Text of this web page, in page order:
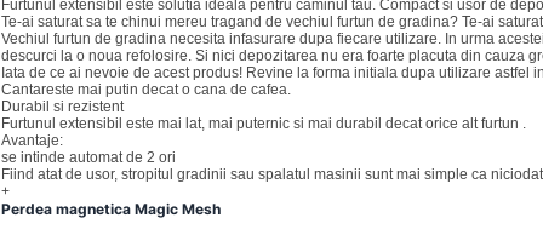
Furtunul extensibil este solutia ideala pentru caminul tau. Compact si usor de
Te-ai saturat sa te chinui mereu tragand de vechiul furtun de gradina? Te-ai
Vechiul furtun de gradina necesita infasurare dupa fiecare utilizare. In urma
descurci la o noua refolosire. Si nici depozitarea nu era foarte placuta din cauza
Iata de ce ai nevoie de acest produs! Revine la forma initiala dupa utilizare astfel
Cantareste mai putin decat o cana de cafea.
Durabil si rezistent
Furtunul extensibil este mai lat, mai puternic si mai durabil decat orice alt furtun .
Avantaje:
se intinde automat de 2 ori
Fiind atat de usor, stropitul gradinii sau spalatul masinii sunt mai simple ca
+
Perdea magnetica Magic Mesh